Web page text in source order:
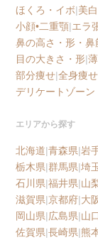
ほくろ・イボ|美
小顔•二重顎|エラ
鼻の高さ・形・鼻
目の大きさ・形|
部分痩せ|全身痩せ
デリケートゾーン
エリアから探す
北海道|青森県|岩
栃木県|群馬県|埼
石川県|福井県|山
滋賀県|京都府|大
岡山県|広島県|山
佐賀県|長崎県|熊